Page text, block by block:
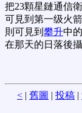
把23顆星鏈通信
可見到第一级火
則可見到 攀升中
在那天的日落後
< | 舊圖 | 投稿 |